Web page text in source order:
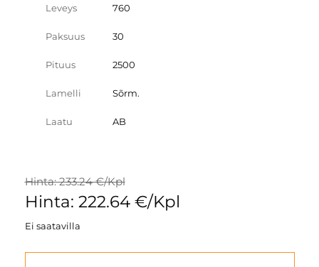
Leveys 760
Paksuus 30
Pituus 2500
Lamelli Sõrm.
Laatu AB
Hinta: 233.24 €/Kpl
Hinta: 222.64 €/Kpl
Ei saatavilla